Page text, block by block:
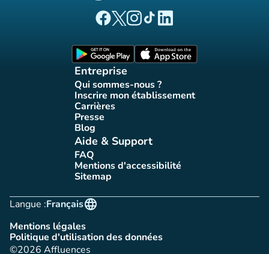
(nouvel onglet)
(nouvel onglet)
(nouvel onglet)
(nouvel onglet)
(nouvel onglet)
Entreprise
Qui sommes-nous ?
(nouvel onglet)
Inscrire mon établissement
(nouvel onglet)
Carrières(nouvel onglet)
Presse(nouvel onglet)
Blog(nouvel onglet)
Aide & Support
FAQ(nouvel onglet)
Mentions d'accessibilité
(nouvel onglet)
Sitemap(nouvel onglet)
Langue :
language
Français
Mentions légales
(nouvel onglet)
Politique d'utilisation des données
(nouvel onglet)
©2026 Affluences